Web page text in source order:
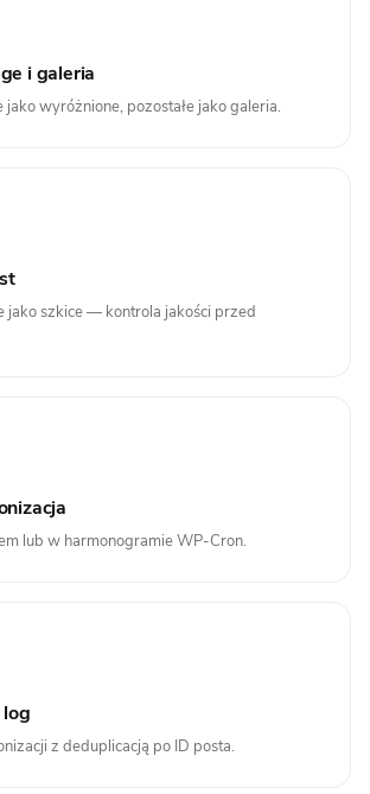
i galeria
wyróżnione, pozostałe jako galeria.
jako szkice — kontrola jakości przed
lub w harmonogramie WP-Cron.
z deduplicacją po ID posta.